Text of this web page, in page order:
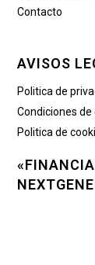
Contacto
AVISOS
Politica de
Condiciones
Politica de